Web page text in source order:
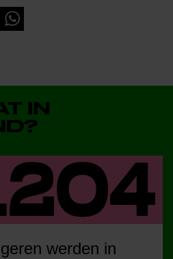
IN
werden in